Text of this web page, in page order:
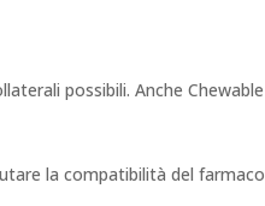
possibili. Anche
la compatibilità del